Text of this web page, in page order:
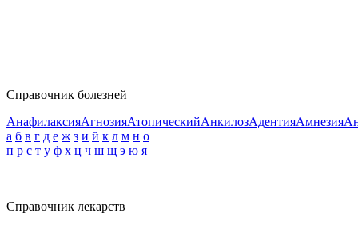
Справочник болезней
АнафилаксияАгнозияАтопическийАнкилозАдентияАмнезия
а б в г д е ж з и й к л м н о
п р с т у ф х ц ч ш щ э ю я
Справочник лекарств